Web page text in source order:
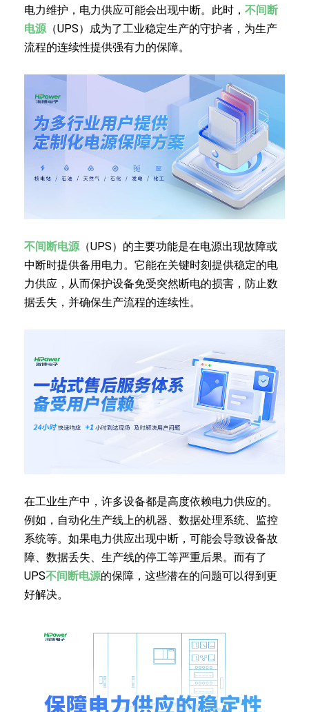
电力维护，电力供应可能会出现中断。此时， 不间断
电源（UPS）成为了工业稳定生产的守护者，为生产
流程的连续性提供强有力的保障。
不间断电源（UPS）的主要功能是在电源出现故障或
中断时提供备用电力。它能在关键时刻提供稳定的电
力供应，从而保护设备免受突然断电的损害，防止数
据丢失，并确保生产流程的连续性。
在工业生产中，许多设备都是高度依赖电力供应的。
例如，自动化生产线上的机器、数据处理系统、监控
系统等。如果电力供应出现中断，可能会导致设备故
障、数据丢失、生产线的停工等严重后果。而有了
UPS不间断电源的保障，这些潜在的问题可以得到更
好解决。